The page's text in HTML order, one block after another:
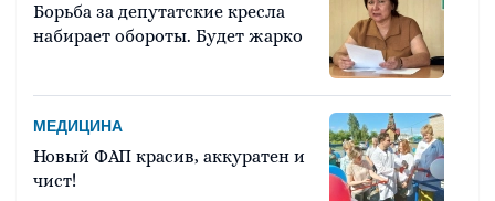
Борьба за депутатские кресла
набирает обороты. Будет жарко
МЕДИЦИНА
Новый ФАП красив, аккуратен и
чист!